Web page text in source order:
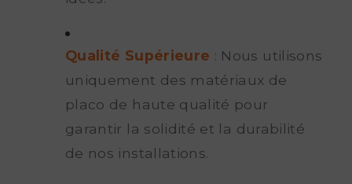
Qualité Supérieure : Nous utilisons
uniquement des matériaux de
placo de haute qualité pour
garantir la solidité et la durabilité
de nos installations.